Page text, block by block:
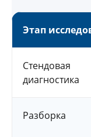
Этап
Стендовая
диагностика
Разборка